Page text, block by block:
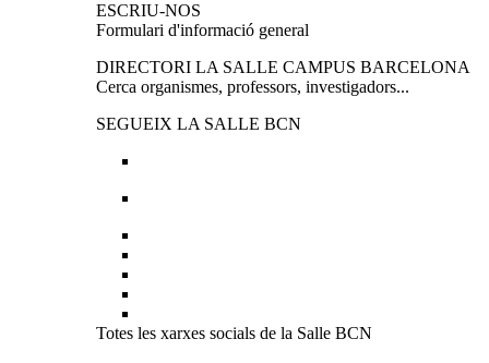
ESCRIU-NOS
Formulari d'informació general
DIRECTORI LA SALLE CAMPUS BARCELONA
Cerca organismes, professors, investigadors...
SEGUEIX LA SALLE BCN
Totes les xarxes socials de la Salle BCN